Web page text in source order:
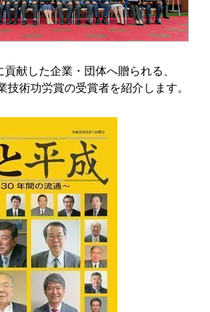
献した企業・団体へ贈られる、
技術功労賞の受賞者を紹介します。